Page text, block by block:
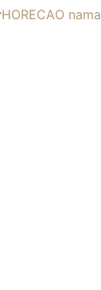
HORECAO nama